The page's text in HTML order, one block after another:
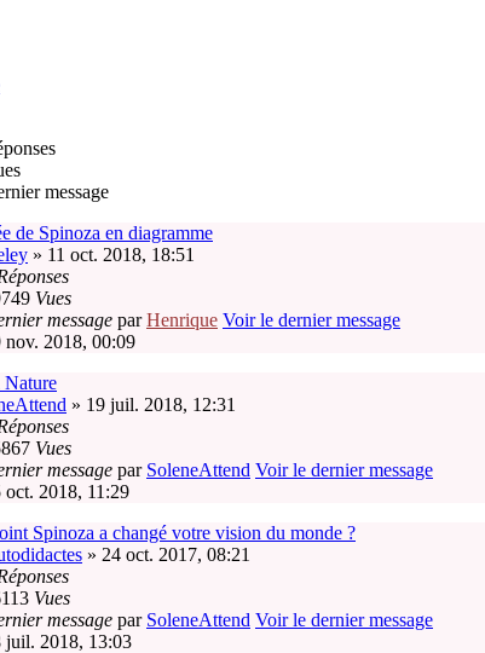
message
de Spinoza en diagramme
» 11 oct. 2018, 18:51
Vues
message parHenrique Voir le dernier message
nov. 2018, 00:09
» 19 juil. 2018, 12:31
Vues
message par SoleneAttend Voir le dernier message
oct. 2018, 11:29
Spinoza a changé votre vision du monde ?
» 24 oct. 2017, 08:21
Vues
message par SoleneAttend Voir le dernier message
juil. 2018, 13:03